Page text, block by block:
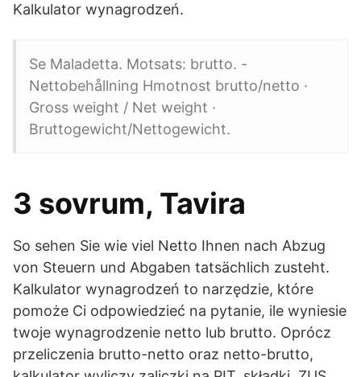
Kalkulator wynagrodzeń.
Se Maladetta. Motsats: brutto. -
Nettobehållning Hmotnost brutto/netto ·
Gross weight / Net weight ·
Bruttogewicht/Nettogewicht.
3 sovrum, Tavira
So sehen Sie wie viel Netto Ihnen nach Abzug
von Steuern und Abgaben tatsächlich zusteht.
Kalkulator wynagrodzeń to narzędzie, które
pomoże Ci odpowiedzieć na pytanie, ile wyniesie
twoje wynagrodzenie netto lub brutto. Oprócz
przeliczenia brutto-netto oraz netto-brutto,